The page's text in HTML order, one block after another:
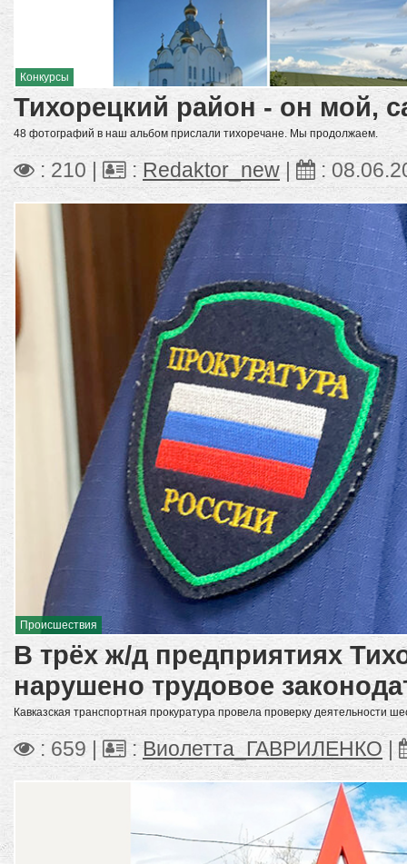
Конкурсы
Тихорецкий район - он мой,
48 фотографий в наш альбом прислали тихоречане. Мы продолжаем.
: 210 | : Redaktor_new :
Происшествия
В трёх ж/д предприятиях
нарушено трудовое
Кавказская транспортная прокуратура провела проверку деятельности
: 659 | : Виолетта_ГАВРИЛЕНКО|